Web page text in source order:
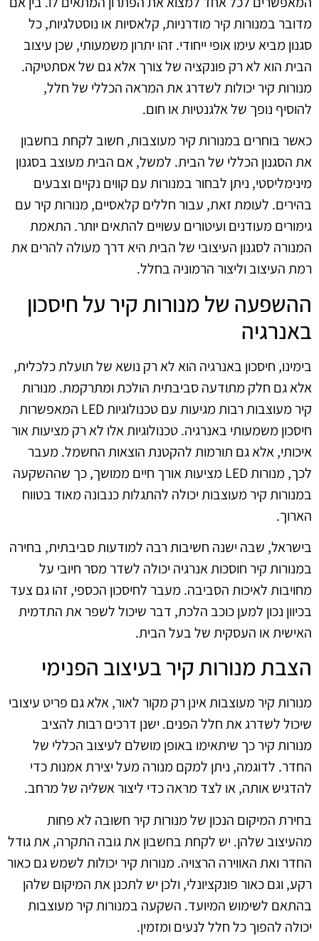
מדובר במנורות קיר מודרניות, קלאסיות או נוסטלגיות, כל
סגנון מביא עימו אופי ייחודי. זהו יתרון משמעותי, שכן עיצוב
הבית הוא לא רק פונקציה של צורך אלא גם של אסתטיקה.
מנורות קיר יכולות לשדרג את המראה הכללי של חלל,
להוסיף נופך של אלגנטיות או חום.
כאשר בוחרים במנורות קיר מעוצבות, חשוב לקחת בחשבון
את הסגנון הכללי של הבית. למשל, אם הבית מעוצב בסגנון
מינימליסטי, ניתן לבחור במנורות עם קווים נקיים וצבעים
בהירים. לעומת זאת, עבור חללים קלאסיים, מנורות קיר עם
גימורים מעודנים ועיטורים עשויים להתאים יותר. התאמת
המנורה לסגנון העיצובי של הבית היא דרך מעולה להרים את
רמת העיצוב וליצור הרמוניה בחלל.
ההשפעה של מנורות קיר על חיסכון
באנרגיה
בימינו, חיסכון באנרגיה הוא לא רק נושא של תועלת כלכלית,
אלא גם חלק מתודעה סביבתית הולכת ומתרקמת. מנורות
קיר מעוצבות רבות מגיעות עם טכנולוגיות LED המאפשרות
חיסכון משמעותי באנרגיה. טכנולוגיות אלו לא רק מציעות אור
איכותי, אלא גם תורמות להקטנת הוצאות החשמל. מעבר
לכך, מנורות LED מציעות אורך חיים ממושך, כך שההשקעה
במנורות קיר מעוצבות יכולה להתגלות כנבונה מאוד בטווח
הארוך.
בישראל, שבה ישנה חשיבות רבה למודעות סביבתית, בחירה
במנורות קיר חוסכות אנרגיה יכולה לשדר מסר חיובי על
מחויבות לאיכות הסביבה. מעבר לחיסכון הכספי, זהו גם צעד
בכיוון נכון למען כוכב הלכת, דבר שיכול לשפר את התדמית
האישית או העסקית של בעל הבית.
הצבת מנורות קיר בעיצוב הפנימי
מנורות קיר מעוצבות אינן רק מקור לאור, אלא גם פריט עיצובי
שיכול לשדרג את חלל הפנים. ישנן דרכים רבות להציב
מנורות קיר כך שיתאימו באופן מושלם לעיצוב הכללי של
החדר. לדוגמה, ניתן למקם מנורה מעל יצירת אמנות כדי
להדגיש אותה, או לצד מראה כדי ליצור אשליה של מרחב.
בחירת המיקום הנכון של מנורות קיר חשובה לא פחות
מהעיצוב שלהן. יש לקחת בחשבון את גובה התקרה, את גודל
החדר ואת האווירה הרצויה. מנורות קיר יכולות לשמש גם כאור
רקע, וגם כאור פונקציונלי, ולכן יש לתכנן את המיקום שלהן
בהתאם לשימוש המיועד. השקעה במנורות קיר מעוצבות
יכולה להפוך כל חלל לנעים ומזמין.